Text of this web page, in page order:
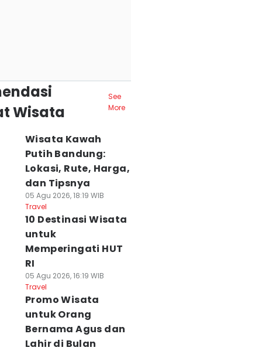
Wisata
See
More
Wisata Kawah
Putih Bandung:
Lokasi, Rute, Harga,
dan Tipsnya
05 Agu 2026, 18:19 WIB
Travel
10 Destinasi Wisata
untuk
Memperingati HUT
RI
05 Agu 2026, 16:19 WIB
Travel
Promo Wisata
untuk Orang
Bernama Agus dan
Lahir di Bulan